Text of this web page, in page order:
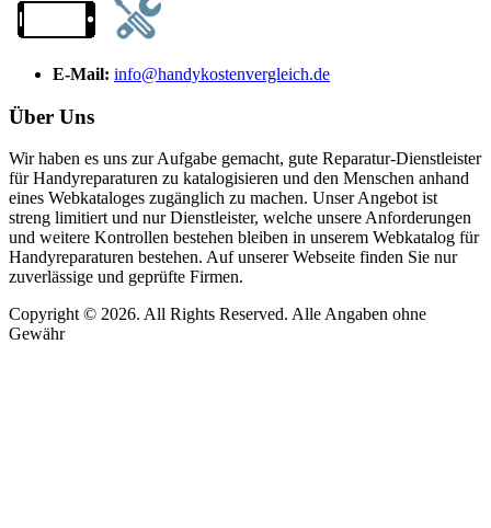
E-Mail: info@handykostenvergleich.de
Über Uns
Wir haben es uns zur Aufgabe gemacht, gute Reparatur-Dienstleister
für Handyreparaturen zu katalogisieren und den Menschen anhand
eines Webkataloges zugänglich zu machen. Unser Angebot ist
streng limitiert und nur Dienstleister, welche unsere Anforderungen
und weitere Kontrollen bestehen bleiben in unserem Webkatalog für
Handyreparaturen bestehen. Auf unserer Webseite finden Sie nur
zuverlässige und geprüfte Firmen.
Copyright © 2026. All Rights Reserved. Alle Angaben ohne
Gewähr